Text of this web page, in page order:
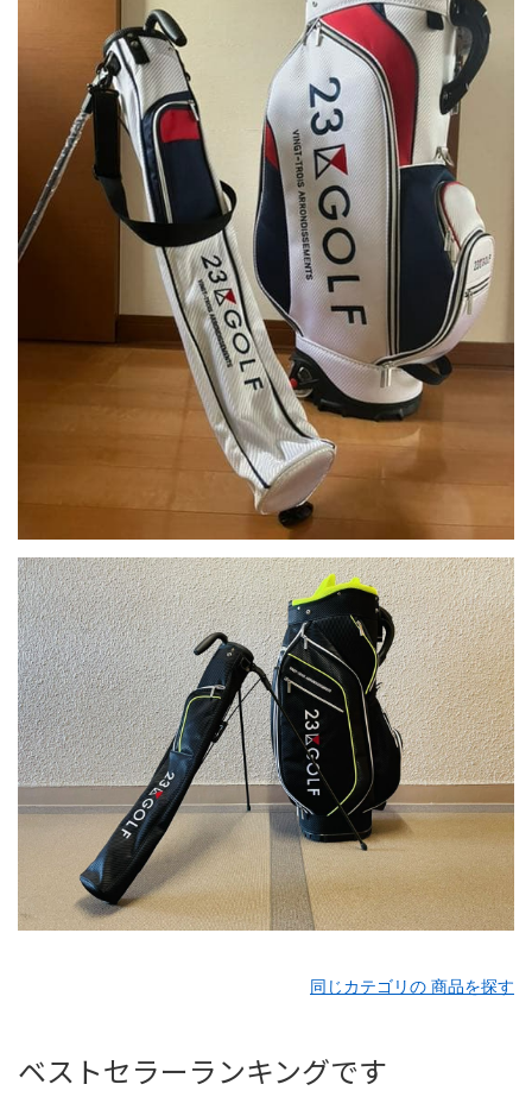
同じカテゴリの 商品を探す
ベストセラーランキングです